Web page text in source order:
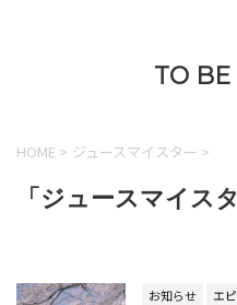
TO BE
HOME > ジュースマイスター >
「ジュースマイス
お知らせ エ